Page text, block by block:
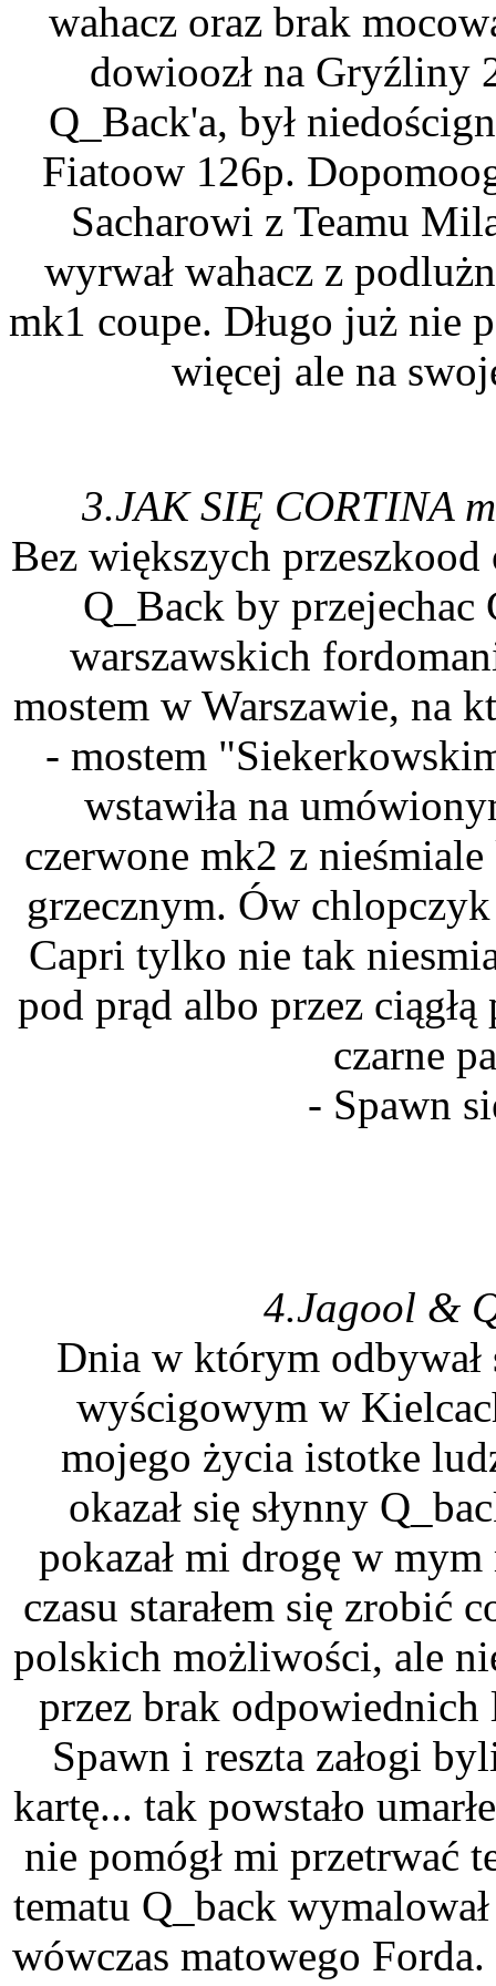
wahacz oraz brak
dowioozł na Gryźliny
Q_Back'a, był
Fiatoow 126p.
Sacharowi z Teamu
wyrwał wahacz z
mk1 coupe. Długo już nie
więcej ale na
3.JAK SIĘ CORTINA
Bez większych
Q_Back by przejechac
warszawskich
mostem w Warszawie, na
- mostem
wstawiła na
czerwone mk2 z
grzecznym. Ów
Capri tylko nie tak
pod prąd albo przez
czarne
- Spawn
4.Jagool &
Dnia w którym odbywał
wyścigowym w
mojego życia istotke
okazał się słynny
pokazał mi drogę w
czasu starałem się zrobić
polskich możliwości, ale
przez brak
Spawn i reszta załogi
kartę... tak powstało
nie pomógł mi przetrwać
tematu Q_back
wówczas matowego